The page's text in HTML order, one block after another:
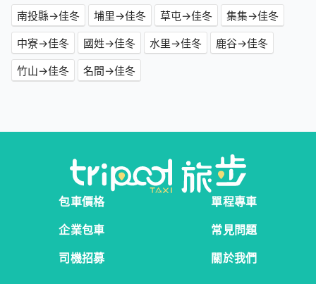
南投縣→佳冬 埔里→佳冬 草屯→佳冬
集集→佳冬
中寮→佳冬
國姓→佳冬 水里→佳冬
鹿谷→佳冬
竹山→佳冬
名間→佳冬
包車價格
單程專車
企業包車
常見問題
司機招募
關於我們